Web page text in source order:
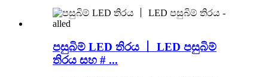
පසුබිම් LED තිරය 丨 LED පසුබිම්
තිරය සහ # ...